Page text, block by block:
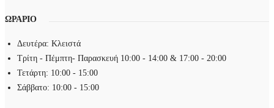
ΩΡΑΡΙΟ
Δευτέρα: Κλειστά
Τρίτη - Πέμπτη- Παρασκευή 10:00 - 14:00 & 17:00 - 20:00
Τετάρτη: 10:00 - 15:00
Σάββατο: 10:00 - 15:00